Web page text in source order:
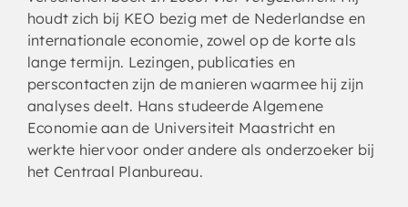
houdt zich bij KEO bezig met de Nederlandse en
internationale economie, zowel op de korte als
lange termijn. Lezingen, publicaties en
perscontacten zijn de manieren waarmee hij zijn
analyses deelt. Hans studeerde Algemene
Economie aan de Universiteit Maastricht en
werkte hiervoor onder andere als onderzoeker bij
het Centraal Planbureau.